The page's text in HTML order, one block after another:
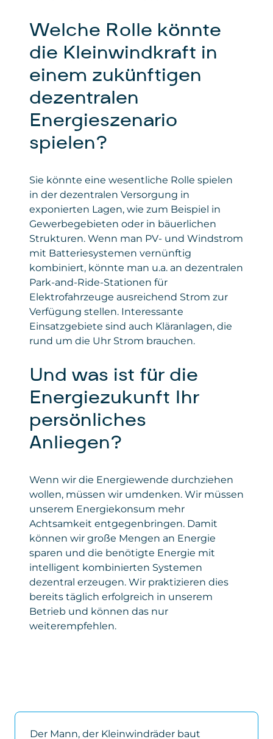
Welche Rolle könnte
die Kleinwindkraft in
einem zukünftigen
dezentralen
Energieszenario
spielen?
Sie könnte eine wesentliche Rolle spielen
in der dezentralen Versorgung in
exponierten Lagen, wie zum Beispiel in
Gewerbegebieten oder in bäuerlichen
Strukturen. Wenn man PV- und Windstrom
mit Batteriesystemen vernünftig
kombiniert, könnte man u.a. an dezentralen
Park-and-Ride-Stationen für
Elektrofahrzeuge ausreichend Strom zur
Verfügung stellen. Interessante
Einsatzgebiete sind auch Kläranlagen, die
rund um die Uhr Strom brauchen.
Und was ist für die
Energiezukunft Ihr
persönliches
Anliegen?
Wenn wir die Energiewende durchziehen
wollen, müssen wir umdenken. Wir müssen
unserem Energiekonsum mehr
Achtsamkeit entgegenbringen. Damit
können wir große Mengen an Energie
sparen und die benötigte Energie mit
intelligent kombinierten Systemen
dezentral erzeugen. Wir praktizieren dies
bereits täglich erfolgreich in unserem
Betrieb und können das nur
weiterempfehlen.
Der Mann, der Kleinwindräder baut
Privacy
Policy
policies.google.com/privacy
ausschließlich der reibungslosen Anmeldung
zu unseren Seminaren und sonstigen
Angeboten.
: personenbezogene und technische
Daten
Gesetzt von : Microsoft Corporation
Privacy Policy:
https://www.microsoft.com/de-